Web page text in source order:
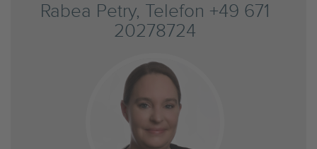
Rabea Petry, Telefon +49 671
20278724